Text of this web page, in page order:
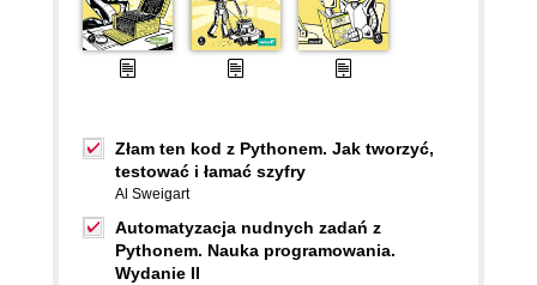
Złam ten kod z Pythonem. Jak tworzyć,
testować i łamać szyfry
Al Sweigart
Automatyzacja nudnych zadań z
Pythonem. Nauka programowania.
Wydanie II